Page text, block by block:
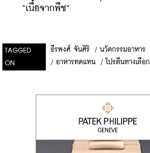
“เนื้อจากพืช”
TAGGED
ON
ธีรพงศ์ จันศิริ / นวัตกรรมอาหาร
/ อาหารทดแทน / โปรตีนทางเลือก